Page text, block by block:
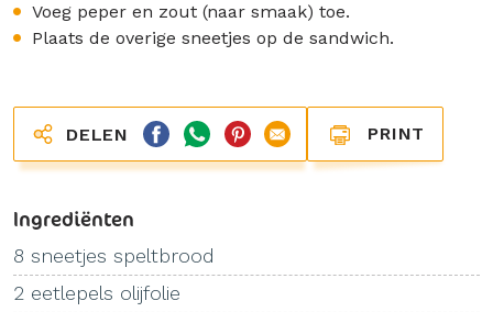
Voeg peper en zout (naar smaak) toe.
Plaats de overige sneetjes op de sandwich.
DELEN PRINT
Ingrediënten
8 sneetjes speltbrood
2 eetlepels olijfolie